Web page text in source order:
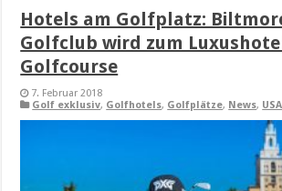
Hotels am Golfplatz:
Golfclub wird zum
Golfcourse
7. Februar 2018
Golf exklusiv, Golfhotels, Golfplätze, News,